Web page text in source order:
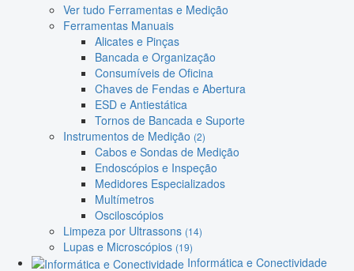
Ver tudo Ferramentas e Medição
Ferramentas Manuais
Alicates e Pinças
Bancada e Organização
Consumíveis de Oficina
Chaves de Fendas e Abertura
ESD e Antiestática
Tornos de Bancada e Suporte
Instrumentos de Medição (2)
Cabos e Sondas de Medição
Endoscópios e Inspeção
Medidores Especializados
Multímetros
Osciloscópios
Limpeza por Ultrassons (14)
Lupas e Microscópios (19)
Informática e Conectividade